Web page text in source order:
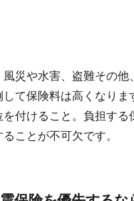
災や水害、盗難その
て保険料は高くなり
付けること。負担す
ことが不可欠です。